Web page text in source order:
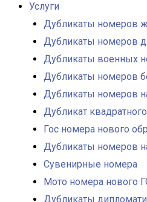
Услуги
Дубликаты номеров
Дубликаты номеров
Дубликаты военных
Дубликаты номеров
Дубликаты номеров
Дубликат
Гос номера нового
Дубликаты номеров
Сувенирные номера
Мото номера нового
Дубликаты